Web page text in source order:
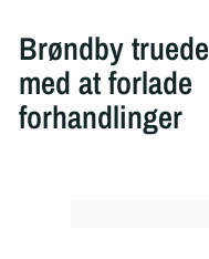
Brøndby truede
med at forlade
forhandlinger